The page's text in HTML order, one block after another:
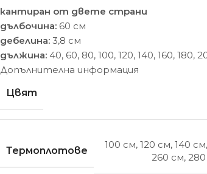
кантиран от двете страни
дълбочина: 60 см
дебелина: 3,8 см
дължина: 40, 60, 80, 100, 120, 140, 160, 180,
Допълнителна информация
Цвят
Термоплотове 100 см, 120 см, 140 см,
260 см,